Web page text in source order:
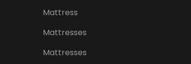
Mattress
Mattresses
Mattresses